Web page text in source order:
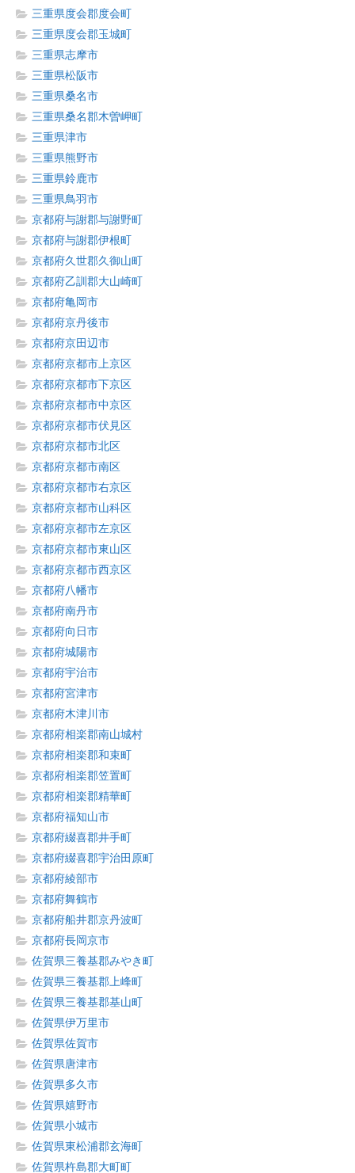
三重県度会郡度会町
三重県度会郡玉城町
三重県志摩市
三重県松阪市
三重県桑名市
三重県桑名郡木曽岬町
三重県津市
三重県熊野市
三重県鈴鹿市
三重県鳥羽市
京都府与謝郡与謝野町
京都府与謝郡伊根町
京都府久世郡久御山町
京都府乙訓郡大山崎町
京都府亀岡市
京都府京丹後市
京都府京田辺市
京都府京都市上京区
京都府京都市下京区
京都府京都市中京区
京都府京都市伏見区
京都府京都市北区
京都府京都市南区
京都府京都市右京区
京都府京都市山科区
京都府京都市左京区
京都府京都市東山区
京都府京都市西京区
京都府八幡市
京都府南丹市
京都府向日市
京都府城陽市
京都府宇治市
京都府宮津市
京都府木津川市
京都府相楽郡南山城村
京都府相楽郡和束町
京都府相楽郡笠置町
京都府相楽郡精華町
京都府福知山市
京都府綴喜郡井手町
京都府綴喜郡宇治田原町
京都府綾部市
京都府舞鶴市
京都府船井郡京丹波町
京都府長岡京市
佐賀県三養基郡みやき町
佐賀県三養基郡上峰町
佐賀県三養基郡基山町
佐賀県伊万里市
佐賀県佐賀市
佐賀県唐津市
佐賀県多久市
佐賀県嬉野市
佐賀県小城市
佐賀県東松浦郡玄海町
佐賀県杵島郡大町町